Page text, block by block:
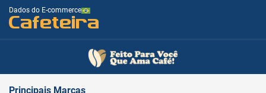
Dados do E-commerce
Cafeteira
Principais Marcas